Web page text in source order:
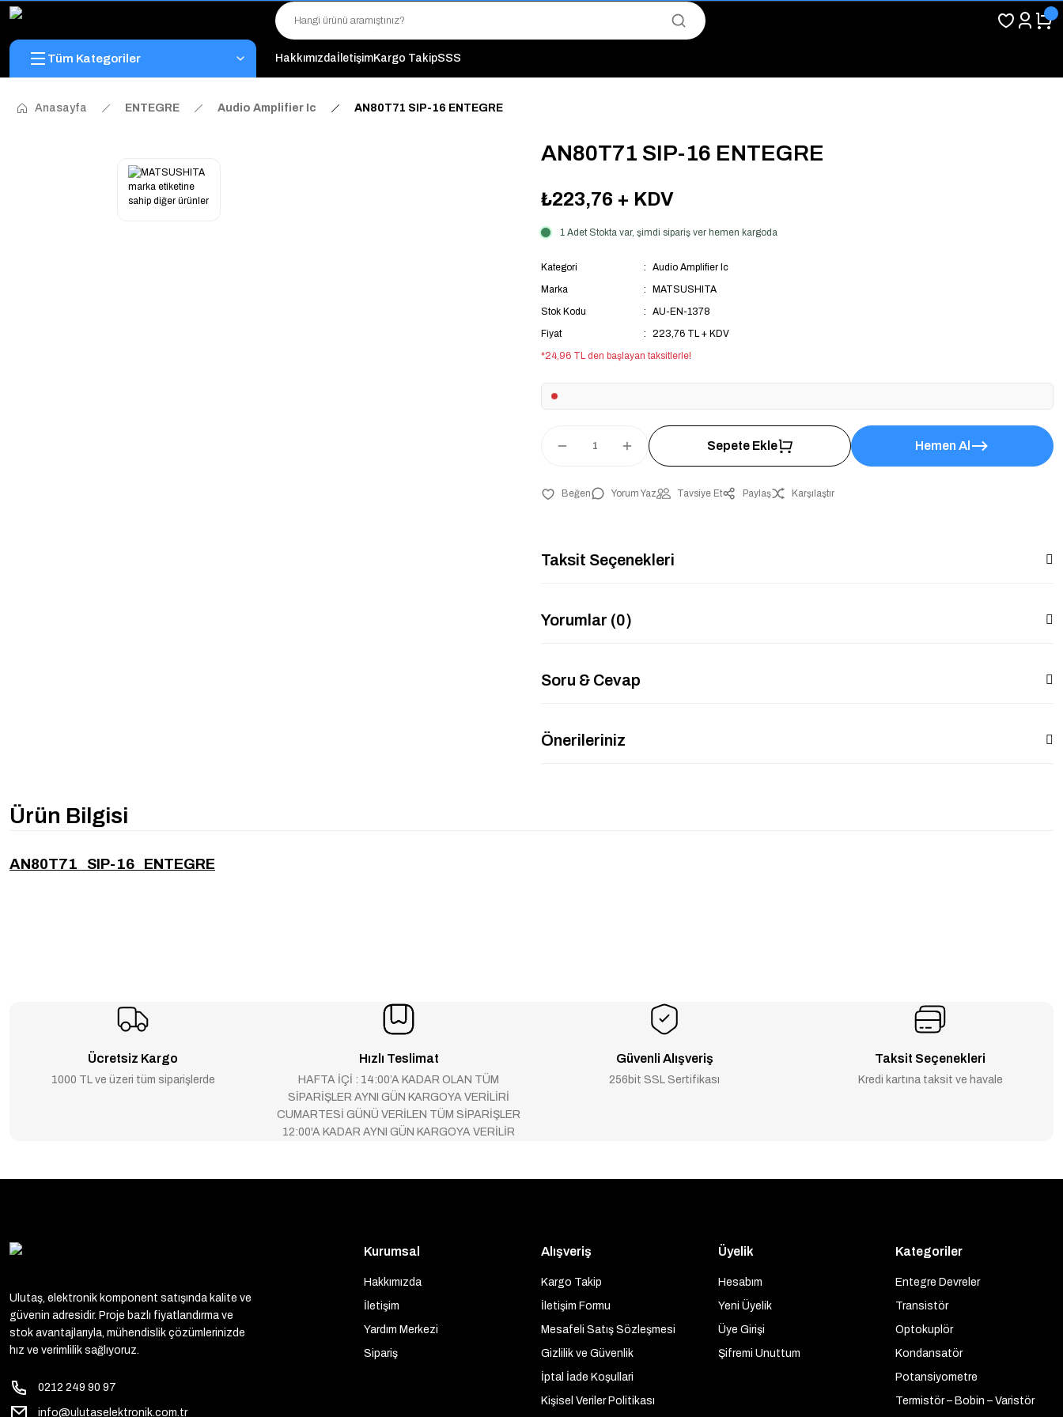
"Toptan Fiyatına Perakende Satış Avantajını Kaçırmayın!"
"Üyelere Özel: Stok Önceliği ve Proje Fiyatları."
Tüm Kategoriler HakkımızdaİletişimKargo TakipSSS
Anasayfa ENTEGRE Audio Amplifier Ic AN80T71 SIP-16 ENTEGRE
AN80T71 SIP-16 ENTEGRE
₺223,76 + KDV
1 Adet Stokta var, şimdi sipariş ver hemen kargoda
Kategori
Audio Amplifier Ic
Marka
MATSUSHITA
Stok Kodu
AU-EN-1378
Fiyat
223,76 TL + KDV
*24,96 TL den başlayan taksitlerle!
Sepete Ekle Hemen Al
Yorum Yaz Tavsiye Et Paylaş Karşılaştır
Taksit Seçenekleri
Yorumlar (0)
Soru & Cevap
Önerileriniz
Ürün Bilgisi
AN80T71 SIP-16 ENTEGRE
Ücretsiz Kargo
1000 TL ve üzeri tüm siparişlerde
Hızlı Teslimat
HAFTA İÇİ : 14:00’A KADAR OLAN TÜM
SİPARİŞLER AYNI GÜN KARGOYA VERİLİRİ
CUMARTESİ GÜNÜ VERİLEN TÜM SİPARİŞLER
12:00'A KADAR AYNI GÜN KARGOYA VERİLİR
Güvenli Alışveriş
256bit SSL Sertifikası
Taksit Seçenekleri
Kredi kartına taksit ve havale
Ulutaş, elektronik komponent satışında kalite ve
güvenin adresidir. Proje bazlı fiyatlandırma ve
stok avantajlarıyla, mühendislik çözümlerinizde
hız ve verimlilik sağlıyoruz.
0212 249 90 97
info@ulutaselektronik.com.tr
Kurumsal
Hakkımızda
İletişim
Yardım Merkezi
Sipariş
Alışveriş
Kargo Takip
İletişim Formu
Mesafeli Satış Sözleşmesi
Gizlilik ve Güvenlik
İptal İade Koşullari
Kişisel Veriler Politikası
Üyelik
Hesabım
Yeni Üyelik
Üye Girişi
Şifremi Unuttum
Kategoriler
Entegre Devreler
Transistör
Optokuplör
Kondansatör
Potansiyometre
Termistör – Bobin – Varistör